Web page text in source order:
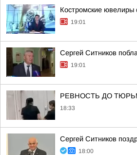
Костромские ювелиры
19:01
Сергей Ситников
19:01
РЕВНОСТЬ ДО
18:33
Сергей Ситников
18:00